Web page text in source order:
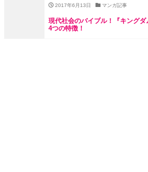
2017年6月13日 マンガ記事
現代社会のバイブル！『キング
4つの特徴！